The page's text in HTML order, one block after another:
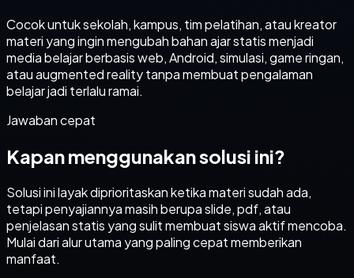
Cocok untuk sekolah, kampus, tim pelatihan, atau kreator
materi yang ingin mengubah bahan ajar statis menjadi
media belajar berbasis web, Android, simulasi, game ringan,
atau augmented reality tanpa membuat pengalaman
belajar jadi terlalu ramai.
Jawaban cepat
Kapan menggunakan solusi ini?
Solusi ini layak diprioritaskan ketikamateri sudah ada,
tetapi penyajiannya masih berupa slide, pdf, atau
penjelasan statis yang sulit membuat siswa aktif mencoba.
Mulai dari alur utama yang paling cepat memberikan
manfaat.